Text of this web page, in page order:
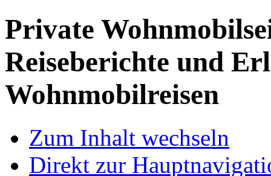
Private
Reiseberichte und
Wohnmobilreisen
Zum Inhalt wechseln
Direkt zur